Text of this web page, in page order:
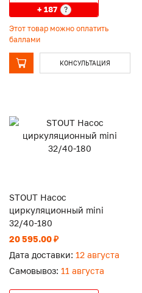
+ 187 ?
Этот товар можно оплатить
баллами
КОНСУЛЬТАЦИЯ
STOUT Насос
циркуляционный mini
32/40-180
20 595.00 ₽
Дата доставки: 12 августа
Самовывоз: 11 августа